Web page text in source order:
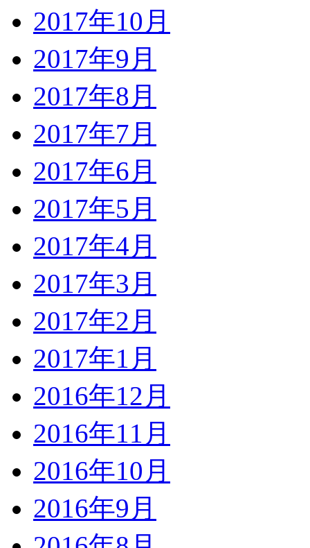
2017年10月
2017年9月
2017年8月
2017年7月
2017年6月
2017年5月
2017年4月
2017年3月
2017年2月
2017年1月
2016年12月
2016年11月
2016年10月
2016年9月